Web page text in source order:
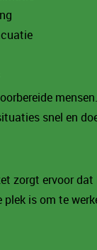
snel en
zorgt ervoor
plek is om te